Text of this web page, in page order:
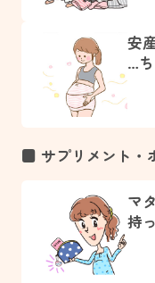
安
…
■ サプリメント・
マ
持